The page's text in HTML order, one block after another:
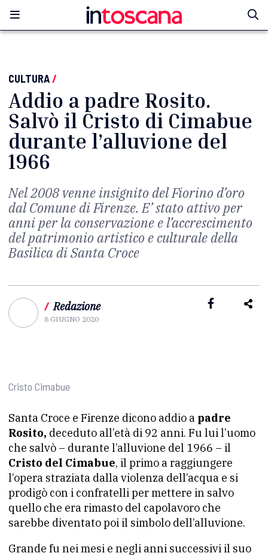
CULTURA/
Addio a padre Rosito.
Salvò il Cristo di Cimabue
durante l’alluvione del
1966
Nel 2008 venne insignito del Fiorino d’oro
dal Comune di Firenze. E’ stato attivo per
anni per la conservazione e l’accrescimento
del patrimonio artistico e culturale della
Basilica di Santa Croce
/ Redazione
8 GIUGNO 2020
Cristo Cimabue
Santa Croce e Firenze dicono addio a padre
Rosito, deceduto all’età di 92 anni. Fu lui l’uomo
che salvò – durante l’alluvione del 1966 – il
Cristo del Cimabue, il primo a raggiungere
l’opera straziata dalla violenza dell’acqua e si
prodigò con i confratelli per mettere in salvo
quello che era rimasto del capolavoro che
sarebbe diventato poi il simbolo dell’alluvione.
Grande fu nei mesi e negli anni successivi il suo